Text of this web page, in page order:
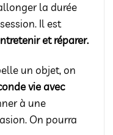
la durée
Il est
et réparer.
un objet, on
vie avec
à une
On pourra